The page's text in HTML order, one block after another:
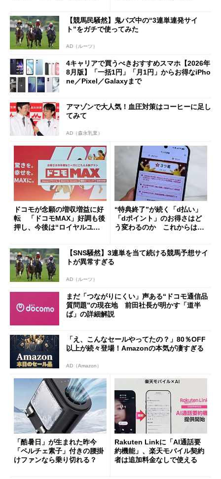
も
【競馬民騒然】鬼バズ中の“3連単連発サイ
ト”をガチで使ってみた
AD（ルーツ）
4キャリアで買うべきおすすめスマホ【2026年
8月版】「一括1円」「月1円」からお得なiPho
ne／Pixel／Galaxyまで
アマゾンで大人気！血圧対策はコーヒーに足し
てみて
AD（森永乳業）
ドコモが念願の増収増益に好
転 「ドコモMAX」好調も後
押し、今後は“ロイヤルユー
“特典終了”が続く「d払い」
「dポイント」のお得さはど
う変わるのか これからは
【SNS騒然】3連単を当て続ける競馬予想サイ
トが異常すぎる
AD（ルーツ）
まだ「つながりにくい」声ある“ドコモ通信品
質問題”の現在地 前田社長が明かす「道半
ば」の詳細解説
「え、こんなセールやってたの？」80％OFF
以上が続々登場！Amazonの本気が凄すぎる
AD（Amazon）
「酷暑日」が生まれた昨今
「ペルチェ素子」付きの腰掛
けファンなら乗り切れる？
Rakuten Linkに「AI通話要
約機能」、楽天モバイル契約
者は追加料金なしで使える